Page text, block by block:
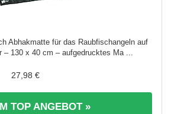
Abhakmatte für das Raubfischangeln auf
– 130 x 40 cm – aufgedrucktes Ma ...
27,98 €
TOP ANGEBOT »